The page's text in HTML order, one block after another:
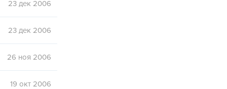
23 дек 2006
23 дек 2006
26 ноя 2006
19 окт 2006